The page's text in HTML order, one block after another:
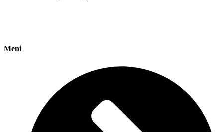
Meni